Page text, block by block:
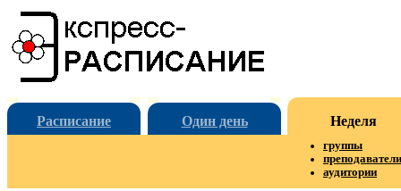
Расписание Один день Неделя
группы
преподаватели
аудитории